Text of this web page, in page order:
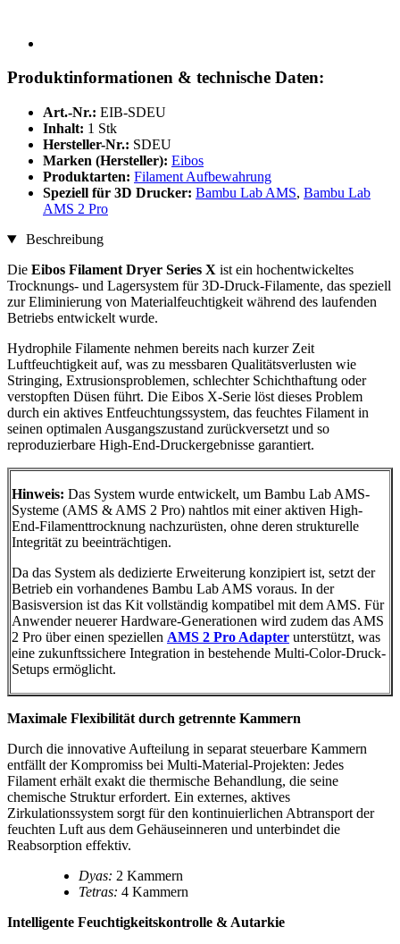
Produktinformationen & technische Daten:
Art.-Nr.: EIB-SDEU
Inhalt: 1 Stk
Hersteller-Nr.: SDEU
Marken (Hersteller): Eibos
Produktarten: Filament Aufbewahrung
Speziell für 3D Drucker: Bambu Lab AMS, Bambu Lab
AMS 2 Pro
Beschreibung
Die Eibos Filament Dryer Series X ist ein hochentwickeltes
Trocknungs- und Lagersystem für 3D-Druck-Filamente, das speziell
zur Eliminierung von Materialfeuchtigkeit während des laufenden
Betriebs entwickelt wurde.
Hydrophile Filamente nehmen bereits nach kurzer Zeit
Luftfeuchtigkeit auf, was zu messbaren Qualitätsverlusten wie
Stringing, Extrusionsproblemen, schlechter Schichthaftung oder
verstopften Düsen führt. Die Eibos X-Serie löst dieses Problem
durch ein aktives Entfeuchtungssystem, das feuchtes Filament in
seinen optimalen Ausgangszustand zurückversetzt und so
reproduzierbare High-End-Druckergebnisse garantiert.
Hinweis: Das System wurde entwickelt, um Bambu Lab AMS-
Systeme (AMS & AMS 2 Pro) nahtlos mit einer aktiven High-
End-Filamenttrocknung nachzurüsten, ohne deren strukturelle
Integrität zu beeinträchtigen.
Da das System als dedizierte Erweiterung konzipiert ist, setzt der
Betrieb ein vorhandenes Bambu Lab AMS voraus. In der
Basisversion ist das Kit vollständig kompatibel mit dem AMS. Für
Anwender neuerer Hardware-Generationen wird zudem das AMS
2 Pro über einen speziellen AMS 2 Pro Adapter unterstützt, was
eine zukunftssichere Integration in bestehende Multi-Color-Druck-
Setups ermöglicht.
Maximale Flexibilität durch getrennte Kammern
Durch die innovative Aufteilung in separat steuerbare Kammern
entfällt der Kompromiss bei Multi-Material-Projekten: Jedes
Filament erhält exakt die thermische Behandlung, die seine
chemische Struktur erfordert. Ein externes, aktives
Zirkulationssystem sorgt für den kontinuierlichen Abtransport der
feuchten Luft aus dem Gehäuseinneren und unterbindet die
Reabsorption effektiv.
Dyas: 2 Kammern
Tetras: 4 Kammern
Intelligente Feuchtigkeitskontrolle & Autarkie